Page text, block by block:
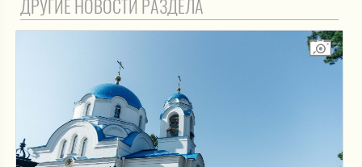
ДРУГИЕ НОВОСТИ РАЗДЕЛА